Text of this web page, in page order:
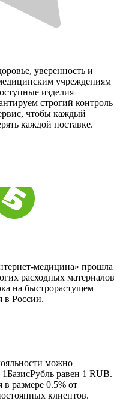
уверенность и
учреждениям
изделия
строгий контроль
чтобы каждый
каждой поставке.
медицина» прошла
расходных материалов
на быстрорастущем
в России.
можно
равен 1 RUB.
в размере 0.5% от
клиентов.